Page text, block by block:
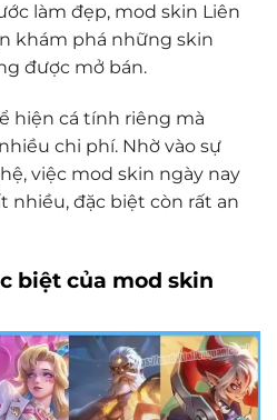
làm đẹp, mod skin Liên
khám phá những skin
được mở bán.
hiện cá tính riêng mà
chi phí. Nhờ vào sự
việc mod skin ngày nay
nhiều, đặc biệt còn rất an
biệt của mod skin